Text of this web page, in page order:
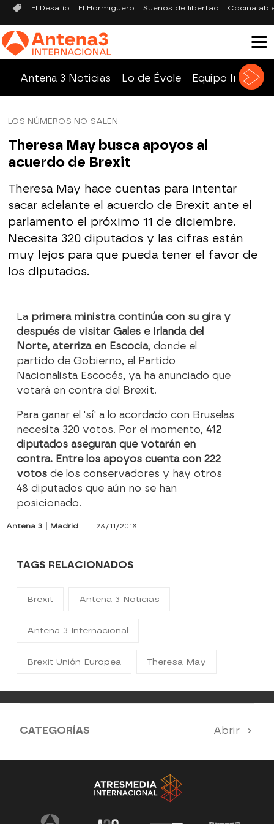
El Desafío El Hormiguero Sueños de libertad Cocina
Antena 3 Noticias Lo de Évole Equipo
LOS NÚMEROS NO SALEN
Theresa May busca apoyos al
acuerdo de Brexit
Theresa May hace cuentas para intentar
sacar adelante el acuerdo de Brexit ante el
parlamento el próximo 11 de diciembre.
Necesita 320 diputados y las cifras están
muy lejos para que pueda tener el favor de
los diputados.
La primera ministra continúa con su gira y
después de visitar Gales e Irlanda del
Norte, aterriza en Escocia, donde el
partido de Gobierno, el Partido
Nacionalista Escocés, ya ha anunciado que
votará en contra del Brexit.
Para ganar el 'sí' a lo acordado con Bruselas
necesita 320 votos. Por el momento, 412
diputados aseguran que votarán en
contra. Entre los apoyos cuenta con 222
votosde los conservadores y hay otros
48 diputados que aún no se han
posicionado.
Antena 3 | Madrid | 28/11/2018
TAGS RELACIONADOS
Brexit Antena 3 Noticias
Antena 3 Internacional
Brexit Unión Europea Theresa May
CATEGORÍAS Abrir
Antena 3 Noticias El Hormiguero
Tu cara me suena Pasapalabra